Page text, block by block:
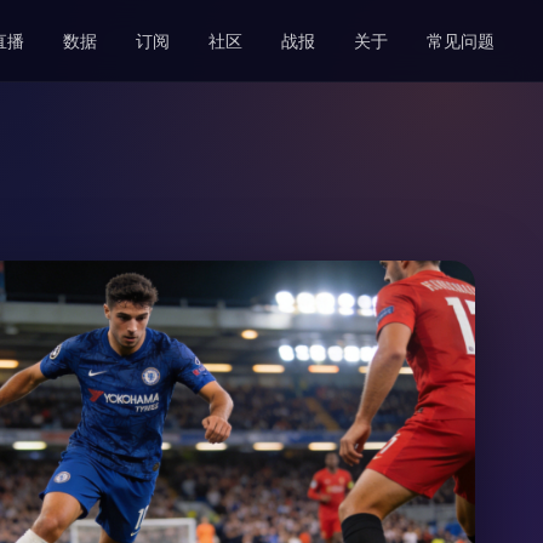
播 数据 订阅 社区 战报 关于 常见问题